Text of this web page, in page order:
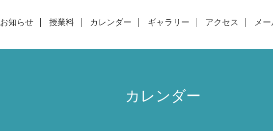
お知らせ 授業料 カレンダー ギャラリー アクセス メ
カレンダー